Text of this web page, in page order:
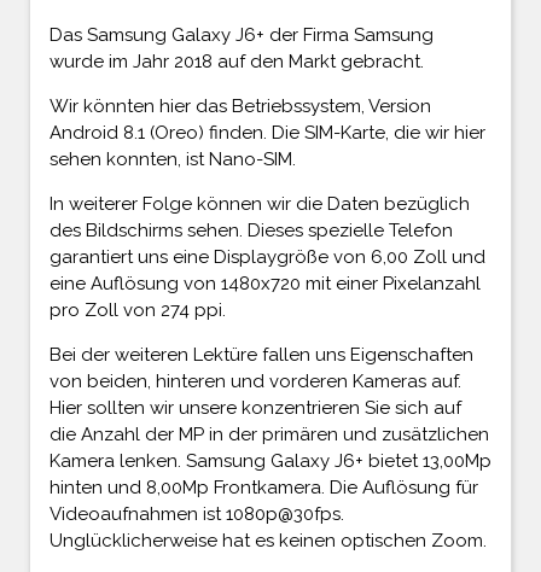
Das Samsung Galaxy J6+ der Firma Samsung
wurde im Jahr 2018 auf den Markt gebracht.
Wir könnten hier das Betriebssystem, Version
Android 8.1 (Oreo) finden. Die SIM-Karte, die wir hier
sehen konnten, ist Nano-SIM.
In weiterer Folge können wir die Daten bezüglich
des Bildschirms sehen. Dieses spezielle Telefon
garantiert uns eine Displaygröße von 6,00 Zoll und
eine Auflösung von 1480x720 mit einer Pixelanzahl
pro Zoll von 274 ppi.
Bei der weiteren Lektüre fallen uns Eigenschaften
von beiden, hinteren und vorderen Kameras auf.
Hier sollten wir unsere konzentrieren Sie sich auf
die Anzahl der MP in der primären und zusätzlichen
Kamera lenken. Samsung Galaxy J6+ bietet 13,00Mp
hinten und 8,00Mp Frontkamera. Die Auflösung für
Videoaufnahmen ist 1080p@30fps.
Unglücklicherweise hat es keinen optischen Zoom.